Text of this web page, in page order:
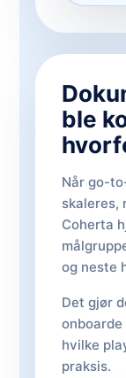
ble
Når go-
skaleres,
Coherta
og neste
Det gjør
hvilke
praksis.